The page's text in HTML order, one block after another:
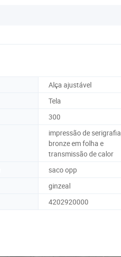
Alça ajustável
Tela
300
impressão de serigrafia,
bronze em folha e
transmissão de calor
saco opp
ginzeal
4202920000